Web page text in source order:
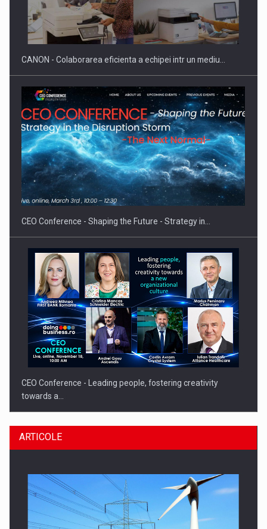
Hard Enduro Piatra Craiului 2026, fueled by benzinariile RO…
CEO Conference - Shaping the Future - Strategy in…
CEO Conference - Leading people, fostering creativity
towards a…
CEO Conference - Shaping The Future - Technology and…
ARTICOLE
Energia fotovoltaica, pilon de stabilitate pentru sistemul
energetic in…